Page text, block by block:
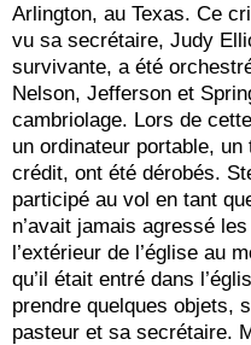
Arlington, au Texas. Ce
vu sa secrétaire, Judy
survivante, a été
Nelson, Jefferson et
cambriolage. Lors de
un ordinateur portable,
crédit, ont été dérobés.
participé au vol en tant
n’avait jamais agressé
l’extérieur de l’église au
qu’il était entré dans
prendre quelques objets,
pasteur et sa secrétaire.